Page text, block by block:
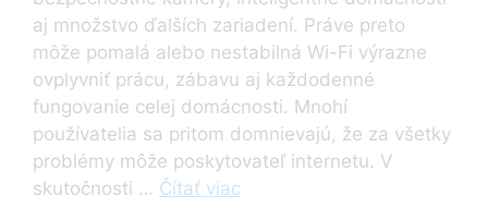
aj množstvo ďalších zariadení. Práve preto
môže pomalá alebo nestabilná Wi-Fi výrazne
ovplyvniť prácu, zábavu aj každodenné
fungovanie celej domácnosti. Mnohí
používatelia sa pritom domnievajú, že za všetky
problémy môže poskytovateľ internetu. V
skutočnosti … Čítať viac